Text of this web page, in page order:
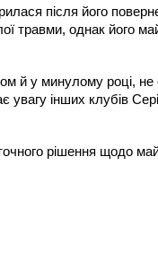
після його
травми, однак його
й у минулому році, не
інших клубів
рішення щодо